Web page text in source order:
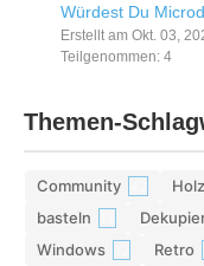
Würdest Du
Erstellt am Okt. 03,
Teilgenommen: 4
Themen-
Community Holz
basteln
Windows Retro